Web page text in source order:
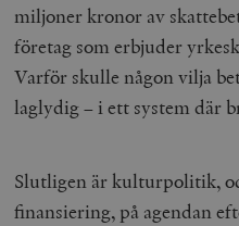
miljoner kronor av
företag som erbjuder
Varför skulle någon vilja
laglydig – i ett system där
Slutligen är kulturpolitik,
finansiering, på agendan